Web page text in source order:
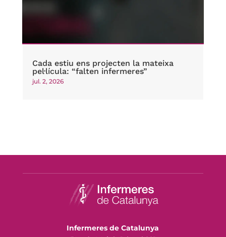
Cada estiu ens projecten la mateixa
pel·lícula: “falten infermeres”
jul. 2, 2026
Infermeres de Catalunya